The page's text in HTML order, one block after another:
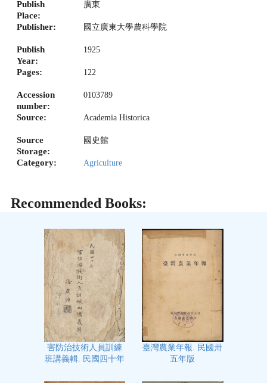
Publish
Place:
廣東
Publisher: 國立廣東大學農科學院
Publish
Year:
1925
Pages: 122
Accession
number:
0103789
Source: Academia Historica
Source
Storage:
國史館
Category: Agriculture
Recommended Books:
害防治技術人員訓練
班講義輯. 民國四十年
臺灣農業年報. 民國卅
五年版